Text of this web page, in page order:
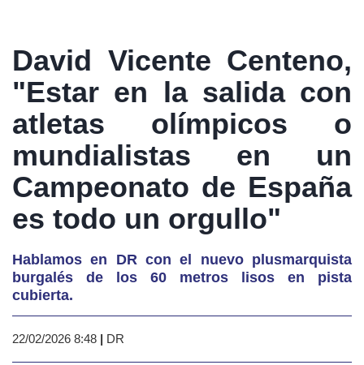
David Vicente Centeno,
"Estar en la salida con
atletas olímpicos o
mundialistas en un
Campeonato de España
es todo un orgullo"
Hablamos en DR con el nuevo plusmarquista
burgalés de los 60 metros lisos en pista
cubierta.
22/02/2026 8:48 | DR